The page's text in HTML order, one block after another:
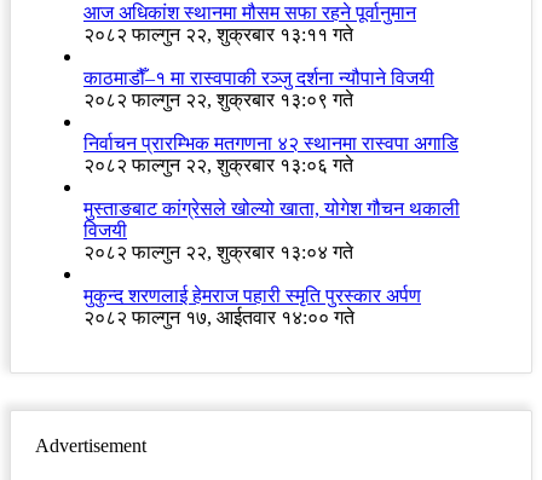
आज अधिकांश स्थानमा मौसम सफा रहने पूर्वानुमान
२०८२ फाल्गुन २२, शुक्रबार १३:११ गते
काठमाडौँ–१ मा रास्वपाकी रञ्जु दर्शना न्यौपाने विजयी
२०८२ फाल्गुन २२, शुक्रबार १३:०९ गते
निर्वाचन प्रारम्भिक मतगणना ४२ स्थानमा रास्वपा अगाडि
२०८२ फाल्गुन २२, शुक्रबार १३:०६ गते
मुस्ताङबाट कांग्रेसले खोल्यो खाता, योगेश गौचन थकाली
विजयी
२०८२ फाल्गुन २२, शुक्रबार १३:०४ गते
मुकुन्द शरणलाई हेमराज पहारी स्मृति पुरस्कार अर्पण
२०८२ फाल्गुन १७, आईतवार १४:०० गते
Advertisement